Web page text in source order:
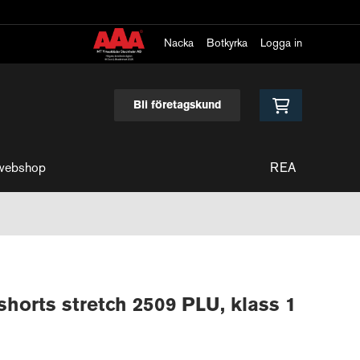
Nacka Botkyrka Logga in
Bli företagskund
REA
stretch 2509 PLU, klass 1